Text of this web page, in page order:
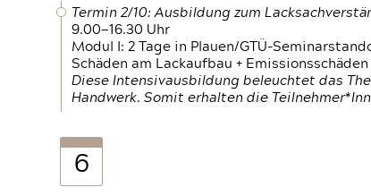
Termin 2/10: Ausbildung zum
9.00—16.30 Uhr
Modul I: 2 Tage in Plauen/GTÜ-
Schäden am Lackaufbau +
Diese Intensivausbildung beleuchtet das
Handwerk. Somit erhalten die
6